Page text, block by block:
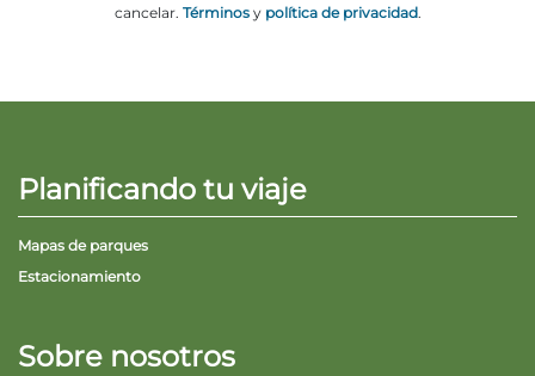
cancelar. Términosy política de privacidad.
Planificando tu viaje
Mapas de parques
Estacionamiento
Sobre nosotros